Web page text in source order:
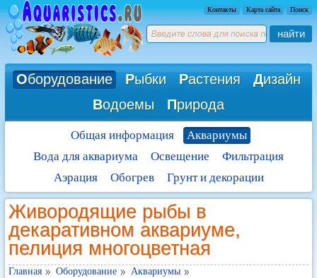
Контакты Карта сайта Поиск
найти
Оборудование Рыбки Растения Дизайн
Водоемы Природа
Общая информация
Аквариумы
Вода для аквариума
Освещение
Фильтрация
Аэрация
Обогрев Грунт и декорации
Живородящие рыбы в
декаративном аквариуме,
пелиция многоцветная
Главная Оборудование
Аквариумы